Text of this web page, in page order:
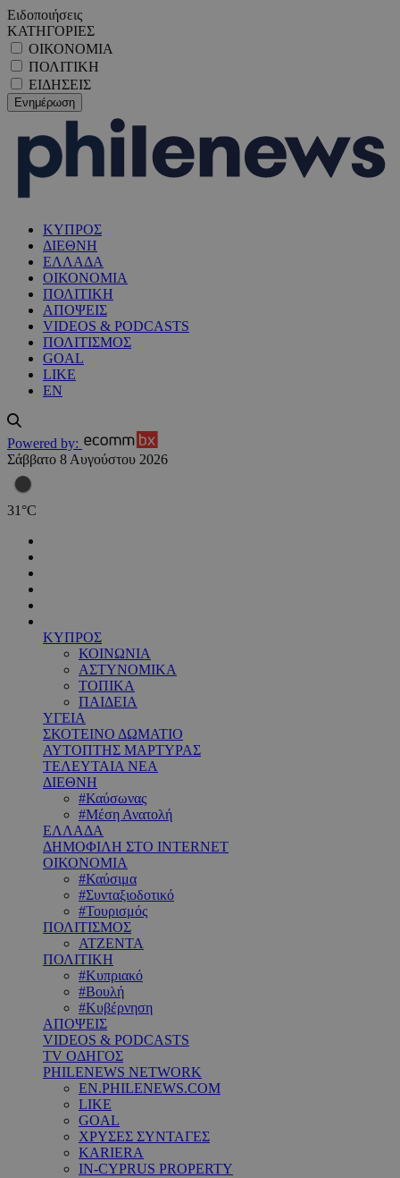
Ειδοποιήσεις
ΚΑΤΗΓΟΡΙΕΣ
ΟΙΚΟΝΟΜΙΑ
ΠΟΛΙΤΙΚΗ
ΕΙΔΗΣΕΙΣ
ΚΥΠΡΟΣ
ΔΙΕΘΝΗ
ΕΛΛΑΔΑ
ΟΙΚΟΝΟΜΙΑ
ΠΟΛΙΤΙΚΗ
ΑΠΟΨΕΙΣ
VIDEOS & PODCASTS
ΠΟΛΙΤΙΣΜΟΣ
GOAL
LIKE
EN
Powered by:
Σάββατο 8 Αυγούστου 2026
31 °C
ΚΥΠΡΟΣ
ΚΟΙΝΩΝΙΑ
ΑΣΤΥΝΟΜΙΚΑ
ΤΟΠΙΚΑ
ΠΑΙΔΕΙΑ
ΥΓΕΙΑ
ΣΚΟΤΕΙΝΟ ΔΩΜΑΤΙΟ
ΑΥΤΟΠΤΗΣ ΜΑΡΤΥΡΑΣ
ΤΕΛΕΥΤΑΙΑ ΝΕΑ
ΔΙΕΘΝΗ
#Καύσωνας
#Μέση Ανατολή
ΕΛΛΑΔΑ
ΔΗΜΟΦΙΛΗ ΣΤΟ INTERNET
ΟΙΚΟΝΟΜΙΑ
#Καύσιμα
#Συνταξιοδοτικό
#Τουρισμός
ΠΟΛΙΤΙΣΜΟΣ
ΑΤΖΕΝΤΑ
ΠΟΛΙΤΙΚΗ
#Κυπριακό
#Βουλή
#Κυβέρνηση
ΑΠΟΨΕΙΣ
VIDEOS & PODCASTS
TV ΟΔΗΓΟΣ
PHILENEWS NETWORK
EN.PHILENEWS.COM
LIKE
GOAL
ΧΡΥΣΕΣ ΣΥΝΤΑΓΕΣ
KARIERA
IN-CYPRUS PROPERTY